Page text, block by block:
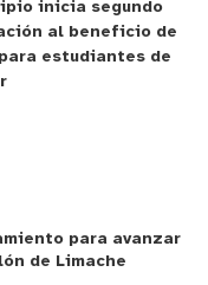
inicia segundo
al beneficio de
estudiantes de
para avanzar
de Limache